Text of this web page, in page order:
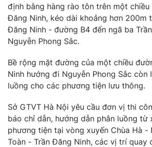
Phim VTV
Hậu trường
Nhân vật
Khán giả
Giải sao mai
Giải trí
Điện ảnh
Sao
Đời sống
Du lịch
Làm đẹp
Giáo dục
Tuyển sinh
Học trực tuyến
Hitech Công nghệ tương lai
Sản phẩm
Giao lưu trực tuyến
định bằng hàng rào tôn trên một chiều
Đăng Ninh, kéo dài khoảng hơn 200m
Đăng Ninh - đường B4 đến ngã ba
Nguyễn Phong Sắc.
Bề rộng mặt đường của một chiều
Ninh hướng đi Nguyễn Phong Sắc còn
luồng cho các phương tiện lưu thông.
Sở GTVT Hà Nội yêu cầu đơn vị thi
báo chỉ dẫn, hướng dẫn phân luồng từ
phương tiện tại vòng xuyến Chùa Hà -
Toàn - Trần Đăng Ninh, các vị trí quay